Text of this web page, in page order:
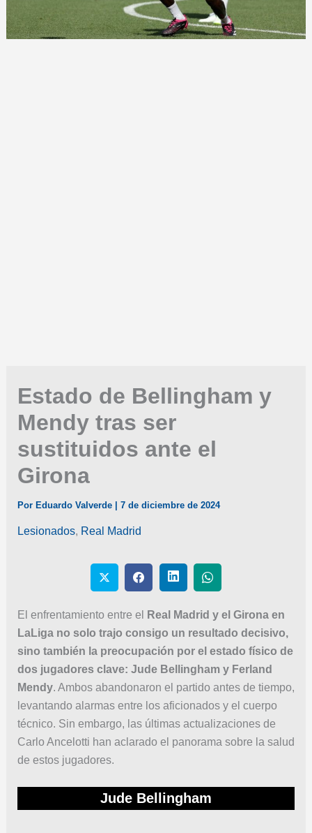
Estado de Bellingham y
Mendy tras ser
sustituidos ante el
Girona
Por Eduardo Valverde 7 de diciembre de 2024
Lesionados, Real Madrid
El enfrentamiento entre el
Real Madrid y el Girona en
LaLiga no solo trajo consigo un resultado decisivo,
sino también la preocupación por el estado físico de
dos jugadores clave: Jude Bellingham y Ferland
Mendy. Ambos abandonaron el partido antes de tiempo,
levantando alarmas entre los aficionados y el cuerpo
técnico. Sin embargo, las últimas actualizaciones de
Carlo Ancelotti han aclarado el panorama sobre la salud
de estos jugadores.
Jude Bellingham